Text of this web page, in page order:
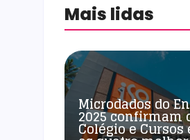
Mais lidas
Microdados do
2025 confirmam
Colégio e